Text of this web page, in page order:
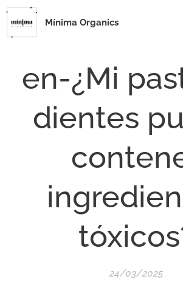
Mínima Organics
en-¿Mi
dientes
24/03/2025